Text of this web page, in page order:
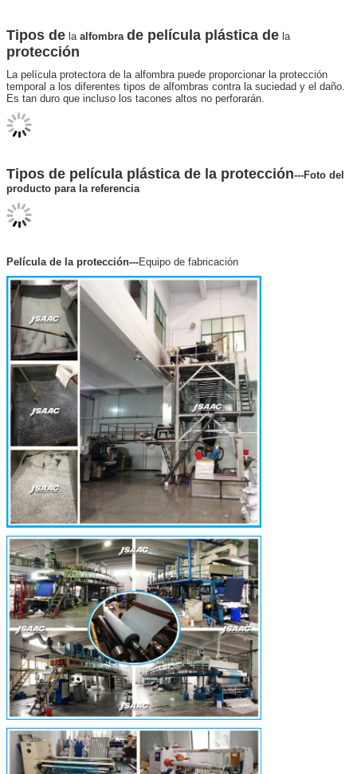
Tipos de la alfombra de película plástica de la
protección
La película protectora de la alfombra puede proporcionar la protección
temporal a los diferentes tipos de alfombras contra la suciedad y el daño.
Es tan duro que incluso los tacones altos no perforarán.
Tipos de película plástica de la protección---Foto del
producto para la referencia
Película de la protección---Equipo de fabricación